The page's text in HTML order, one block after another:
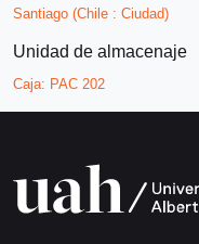
Santiago (Chile : Ciudad)
Unidad de almacenaje
Caja: PAC 202